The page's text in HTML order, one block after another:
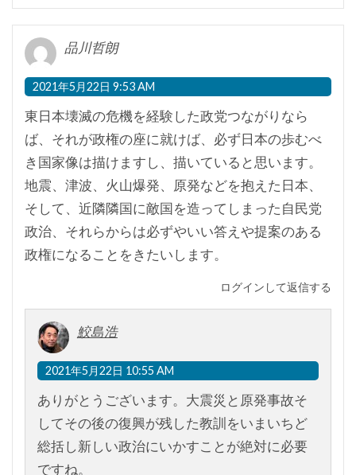
品川哲朗
2021年5月22日 9:53 AM
東日本壊滅の危機を経験した政党つながりなら
ば、それが政権の座に就けば、必ず日本の歩むべ
き国家像は描けますし、描いていると思います。
地震、津波、火山爆発、原発などを抱えた日本、
そして、近隣隣国に敵国を造ってしまった自民党
政治、それらからは必ずやいい答えや提案のある
政権になることをきたいします。
ログインして返信する
鮫島浩
2021年5月22日 10:55 AM
ありがとうございます。大震災と原発事故そ
してその後の復興が残した教訓をいまいちど
総括し新しい政治にいかすことが絶対に必要
ですね。